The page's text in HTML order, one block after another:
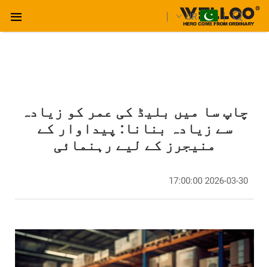
UR
چاپ سا میں بلیڈ کی عمر کو زیادہ
سے زیادہ بنانا: پیداوار کے
منیجرز کے لیے رہنمائی
2026-03-30 17:00:00